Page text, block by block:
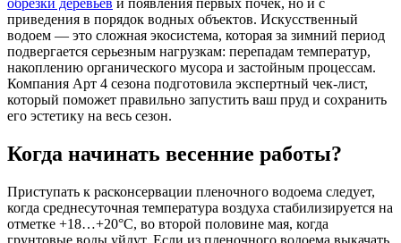
обрезки деревьев и появления первых почек, но и с
приведения в порядок водных объектов. Искусственный
водоем — это сложная экосистема, которая за зимний период
подвергается серьезным нагрузкам: перепадам температур,
накоплению органического мусора и застойным процессам.
Компания Арт 4 сезона подготовила экспертный чек-лист,
который поможет правильно запустить ваш пруд и сохранить
его эстетику на весь сезон.
Когда начинать весенние работы?
Приступать к расконсервации пленочного водоема следует,
когда среднесуточная температура воздуха стабилизируется на
отметке +18…+20°C, во второй половине мая, когда
грунтовые воды уйдут. Если из пленочного водоема выкачать